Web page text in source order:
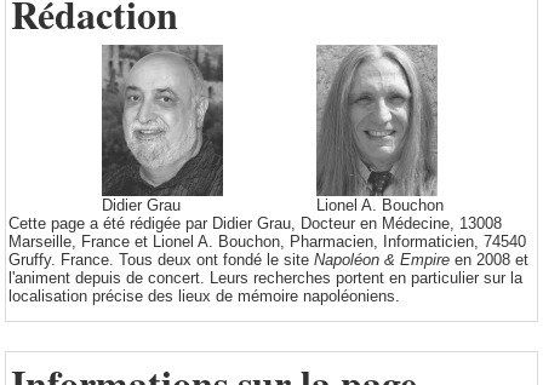
Rédaction
Didier Grau
Lionel A. Bouchon
Cette page a été rédigée par Didier Grau, Docteur en Médecine, 13008
Marseille, France et Lionel A. Bouchon, Pharmacien, Informaticien, 74540
Gruffy. France. Tous deux ont fondé le site Napoléon & Empire en 2008 et
l'animent depuis de concert. Leurs recherches portent en particulier sur la
localisation précise des lieux de mémoire napoléoniens.